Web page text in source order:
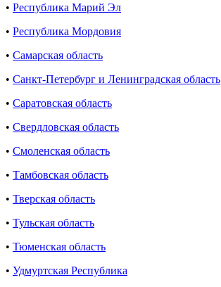
• Республика Марий Эл
• Республика Мордовия
• Самарская область
• Санкт-Петербург и Ленинградская область
• Саратовская область
• Свердловская область
• Смоленская область
• Тамбовская область
• Тверская область
• Тульская область
• Тюменская область
• Удмуртская Республика